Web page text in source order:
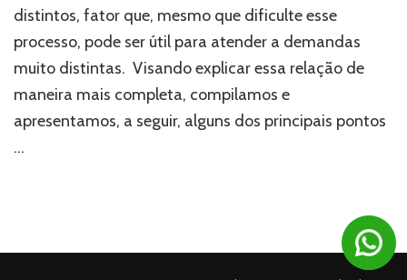
modelos
para
empresas
distintos, fator que, mesmo que dificulte esse
processo, pode ser útil para atender a demandas
muito distintas. Visando explicar essa relação de
maneira mais completa, compilamos e
apresentamos, a seguir, alguns dos principais pontos
…